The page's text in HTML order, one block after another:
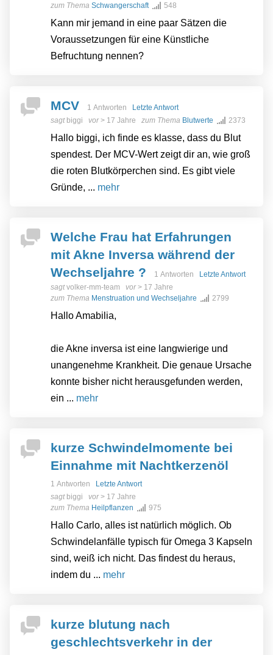
zum Thema Schwangerschaft 548
Kann mir jemand in eine paar Sätzen die
Voraussetzungen für eine Künstliche
Befruchtung nennen?
MCV 1 Antworten
Letzte Antwort
sagt biggi vor> 17 Jahre zum Thema Blutwerte 2373
Hallo biggi, ich finde es klasse, dass du Blut
spendest. Der MCV-Wert zeigt dir an, wie groß
die roten Blutkörperchen sind. Es gibt viele
Gründe, ... mehr
Welche Frau hat Erfahrungen
mit Akne Inversa während der
Wechseljahre ?
1 Antworten
Letzte Antwort
sagtvolker-mm-team vor> 17 Jahre
zum Thema Menstruation und Wechseljahre 2799
Hallo Amabilia,
die Akne inversa ist eine langwierige und
unangenehme Krankheit. Die genaue Ursache
konnte bisher nicht herausgefunden werden,
ein ... mehr
kurze Schwindelmomente bei
Einnahme mit Nachtkerzenöl
1 Antworten
Letzte Antwort
sagt biggi vor> 17 Jahre
zum Thema Heilpflanzen 975
Hallo Carlo, alles ist natürlich möglich. Ob
Schwindelanfälle typisch für Omega 3 Kapseln
sind, weiß ich nicht. Das findest du heraus,
indem du ... mehr
kurze blutung nach
geschlechtsverkehr in der